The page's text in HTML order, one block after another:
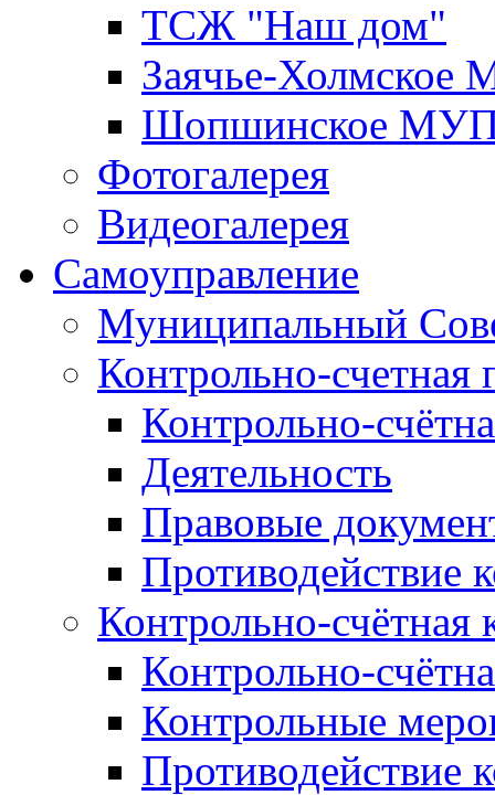
ТСЖ "Наш дом"
Заячье-
Шопшинское
Фотогалерея
Видеогалерея
Самоуправление
Муниципальный
Контрольно-счетная
Контрольно-
Деятельность
Правовые
Противодействие
Контрольно-счётная
Контрольно-
Контрольные
Противодействие